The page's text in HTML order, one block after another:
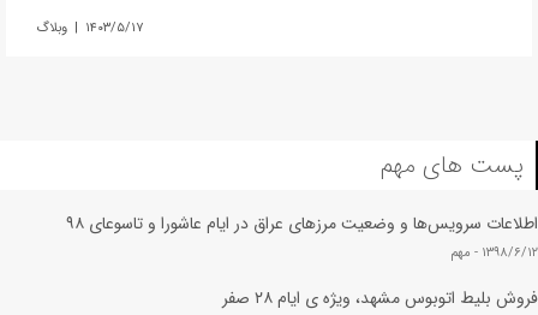
۱۴۰۳/۵/۱۷ | وبلاگ
پست های مهم
اطلاعات سرویس‌ها و وضعیت مرزهای عراق در ایام عاشورا و تاسوعای ۹۸
۱۳۹۸/۶/۱۲ - مهم
فروش بلیط اتوبوس مشهد، ویژه ی ایام ۲۸ صفر